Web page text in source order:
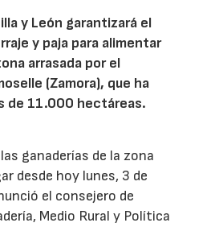
y León garantizará el
y paja para alimentar
arrasada por el
(Zamora), que ha
de 11.000 hectáreas.
ganaderías de la zona
desde hoy lunes, 3 de
el consejero de
Medio Rural y Política